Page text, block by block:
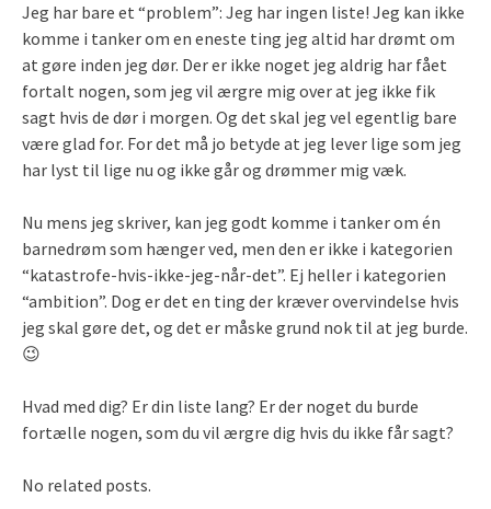
Jeg har bare et “problem”: Jeg har ingen liste! Jeg kan ikke
komme i tanker om en eneste ting jeg altid har drømt om
at gøre inden jeg dør. Der er ikke noget jeg aldrig har fået
fortalt nogen, som jeg vil ærgre mig over at jeg ikke fik
sagt hvis de dør i morgen. Og det skal jeg vel egentlig bare
være glad for. For det må jo betyde at jeg lever lige som jeg
har lyst til lige nu og ikke går og drømmer mig væk.
Nu mens jeg skriver, kan jeg godt komme i tanker om én
barnedrøm som hænger ved, men den er ikke i kategorien
“katastrofe-hvis-ikke-jeg-når-det”. Ej heller i kategorien
“ambition”. Dog er det en ting der kræver overvindelse hvis
jeg skal gøre det, og det er måske grund nok til at jeg burde.
😉
Hvad med dig? Er din liste lang? Er der noget du burde
fortælle nogen, som du vil ærgre dig hvis du ikke får sagt?
No related posts.